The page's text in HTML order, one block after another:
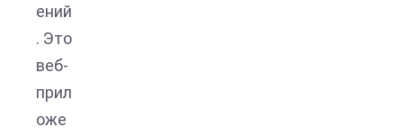
ений
. Это
веб-
прил
оже